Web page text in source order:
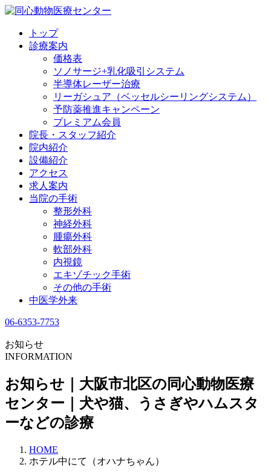
トップ
診療案内
価格表
ソノサージ+乳化吸引システム
半導体レーザー治療
リーガシュア（ベッセルシーリングシステム）
予防薬推進キャンペーン
プレミアム会員
院長・ スタッフ紹介
院内紹介
設備紹介
アクセス
求人案内
当院の手術
整形外科
神経外科
腫瘍外科
軟部外科
内視鏡
エキゾチック手術
その他の手術
中医学外来
06-6353-7753
お知らせ
INFORMATION
お知らせ｜大阪市北区の同心動物医療
センター｜犬や猫、うさぎやハムスタ
ーなどの診療
HOME
ホテル中にて（オハナちゃん）